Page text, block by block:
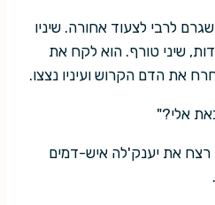
לרבי לצעוד אחורה. שיניו
שיני טורף. הוא לקח את
את הדם הקרוש ועיניו נצצו.
אלי?"
רצח את יענק'לה איש-דמים